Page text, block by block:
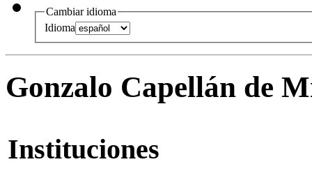
Cambiar idioma
Idioma
Gonzalo Capellán de
Instituciones